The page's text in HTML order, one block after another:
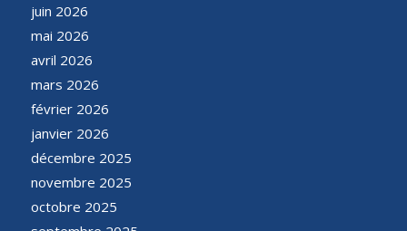
juin 2026
mai 2026
avril 2026
mars 2026
février 2026
janvier 2026
décembre 2025
novembre 2025
octobre 2025